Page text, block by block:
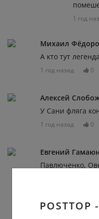
1 год
Михаил
А кто тут
1 год назад 0
Алексей
У Сани фляга
1 год назад 0
Евгений
Павлюченко,
Иван